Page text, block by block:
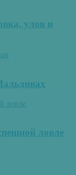
улов и
ловле